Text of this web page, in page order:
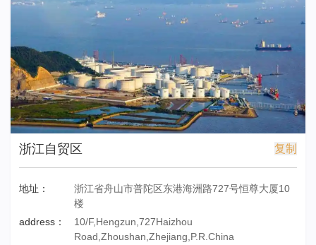
浙江自贸区 复制
地址：
浙江省舟山市普陀区东港海洲路727号恒尊大厦10
楼
address：
10/F,Hengzun,727Haizhou
Road,Zhoushan,Zhejiang,P.R.China